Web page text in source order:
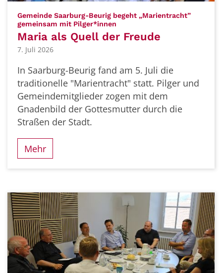
Gemeinde Saarburg-Beurig begeht „Marientracht”
gemeinsam mit Pilger*innen
Maria als Quell der Freude
7. Juli 2026
In Saarburg-Beurig fand am 5. Juli die
traditionelle "Marientracht" statt. Pilger und
Gemeindemitglieder zogen mit dem
Gnadenbild der Gottesmutter durch die
Straßen der Stadt.
Mehr